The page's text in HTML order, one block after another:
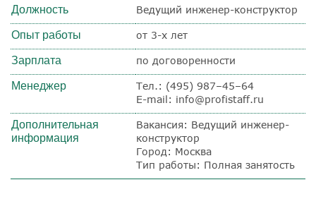
Должность Ведущий инженер-конструктор
Опыт работы от 3-х лет
Зарплата по договоренности
Менеджер
Тел.: (495) 987–45–64
E-mail: info@profistaff.ru
Дополнительная
информация
Вакансия: Ведущий инженер-
конструктор
Город: Москва
Тип работы: Полная занятость